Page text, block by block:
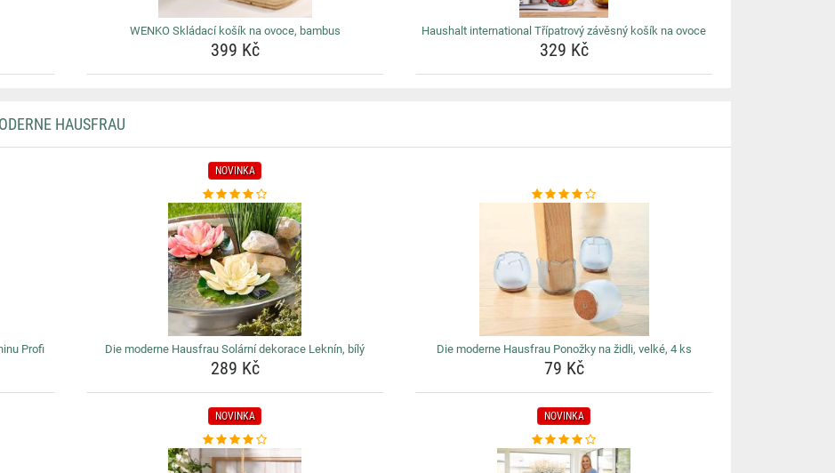
WENKO Skládací košík na ovoce, bambus
399 Kč
Haushalt international Třípatrový závěsný košík na ovoce
329 Kč
HAUSFRAU
Profi
NOVINKA
Die moderne Hausfrau Solární dekorace Leknín, bílý
289 Kč
Die moderne Hausfrau Ponožky na židli, velké, 4 ks
79 Kč
NOVINKA NOVINKA